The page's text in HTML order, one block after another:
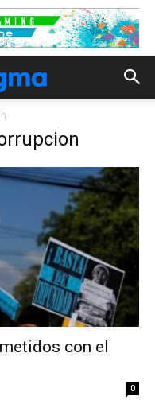
con el
0